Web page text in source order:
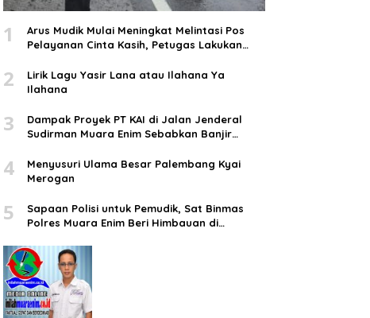
1
Arus Mudik Mulai Meningkat Melintasi Pos
Pelayanan Cinta Kasih, Petugas Lakukan
2
Lirik Lagu Yasir Lana atau Ilahana Ya
Ilahana
3
Dampak Proyek PT KAI di Jalan Jenderal
Sudirman Muara Enim Sebabkan Banjir
4
Menyusuri Ulama Besar Palembang Kyai
Merogan
5
Sapaan Polisi untuk Pemudik, Sat Binmas
Polres Muara Enim Beri Himbauan di